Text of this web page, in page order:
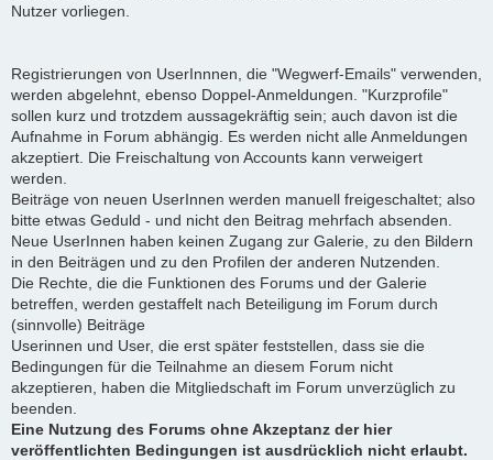
Nutzer vorliegen.
Registrierungen von UserInnnen, die "Wegwerf-Emails" verwenden,
werden abgelehnt, ebenso Doppel-Anmeldungen. "Kurzprofile"
sollen kurz und trotzdem aussagekräftig sein; auch davon ist die
Aufnahme in Forum abhängig. Es werden nicht alle Anmeldungen
akzeptiert. Die Freischaltung von Accounts kann verweigert
werden.
Beiträge von neuen UserInnen werden manuell freigeschaltet; also
bitte etwas Geduld - und nicht den Beitrag mehrfach absenden.
Neue UserInnen haben keinen Zugang zur Galerie, zu den Bildern
in den Beiträgen und zu den Profilen der anderen Nutzenden.
Die Rechte, die die Funktionen des Forums und der Galerie
betreffen, werden gestaffelt nach Beteiligung im Forum durch
(sinnvolle) Beiträge
Userinnen und User, die erst später feststellen, dass sie die
Bedingungen für die Teilnahme an diesem Forum nicht
akzeptieren, haben die Mitgliedschaft im Forum unverzüglich zu
beenden.
Eine Nutzung des Forums ohne Akzeptanz der hier
veröffentlichten Bedingungen ist ausdrücklich nicht erlaubt.